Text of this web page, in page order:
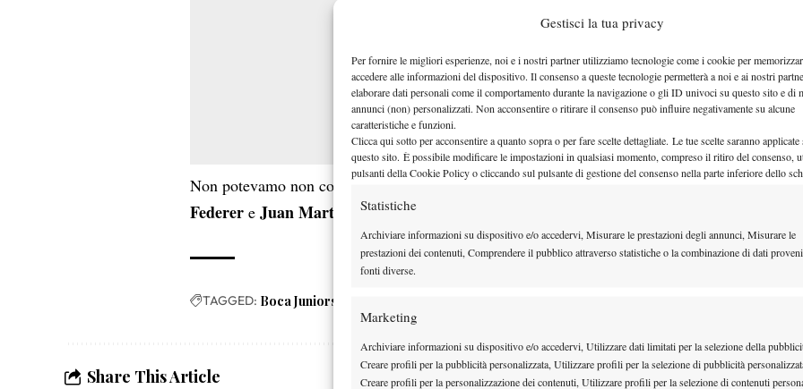
Gestisci la tua privacy
Per fornire le migliori esperienze, noi e i nostri partner utilizziamo tecnologie come i cookie per
accedere alle informazioni del dispositivo. Il consenso a queste tecnologie permetterà a noi e ai nostri
elaborare dati personali come il comportamento durante la navigazione o gli ID univoci su questo sito e di
annunci (non) personalizzati. Non acconsentire o ritirare il consenso può influire negativamente su alcune
caratteristiche e funzioni.
Clicca qui sotto per acconsentire a quanto sopra o per fare scelte dettagliate. Le tue scelte saranno applicate
questo sito. È possibile modificare le impostazioni in qualsiasi momento, compreso il ritiro del consenso,
pulsanti della Cookie Policy o cliccando sul pulsante di gestione del consenso nella parte inferiore dello
Statistiche
Archiviare informazioni su dispositivo e/o accedervi, Misurare le prestazioni degli annunci, Misurare le
prestazioni dei contenuti, Comprendere il pubblico attraverso statistiche o la combinazione di dati
fonti diverse.
Marketing
Archiviare informazioni su dispositivo e/o accedervi, Utilizzare dati limitati per la selezione della
Creare profili per la pubblicità personalizzata, Utilizzare profili per la selezione di pubblicità
Creare profili per la personalizzazione dei contenuti, Utilizzare profili per la selezione di contenuti
Non potevamo non condividere questa foto con Gabriel Omar Batistuta Roger
Federer eJuan Martin Del Potro
TAGGED: Boca Juniors
Share This Article Facebook